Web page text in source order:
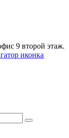
9 второй этаж.